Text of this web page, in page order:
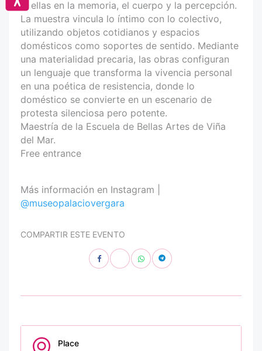
huellas en la memoria, el cuerpo y la percepción.
La muestra vincula lo íntimo con lo colectivo,
utilizando objetos cotidianos y espacios
domésticos como soportes de sentido. Mediante
una materialidad precaria, las obras configuran
un lenguaje que transforma la vivencia personal
en una poética de resistencia, donde lo
doméstico se convierte en un escenario de
protesta silenciosa pero potente.
Maestría de la Escuela de Bellas Artes de Viña
del Mar.
Free entrance
Más información en Instagram |
@museopalaciovergara
COMPARTIR ESTE EVENTO
Place